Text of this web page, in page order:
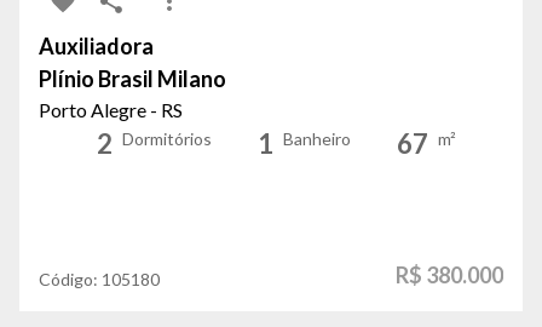
Auxiliadora
Plínio Brasil Milano
Porto Alegre - RS
2 Dormitórios 1 Banheiro 67 m²
Código: 105180 R$ 380.000